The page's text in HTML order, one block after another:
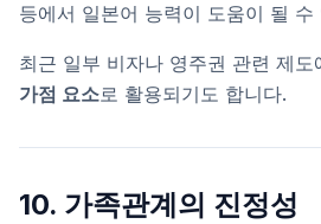
등에서 일본어 능력이 도움이 될 수
최근 일부 비자나 영주권 관련 제도
가점 요소로 활용되기도 합니다.
10. 가족관계의 진정성